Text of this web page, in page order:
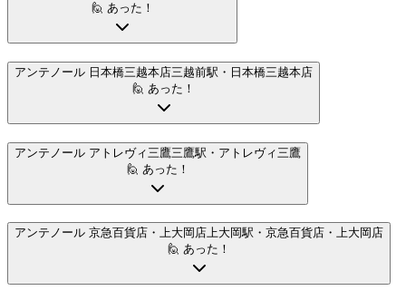
🙋 あった！
アンテノール 日本橋三越本店三越前駅 ・日本橋三越本店
🙋 あった！
アンテノール アトレヴィ三鷹三鷹駅 ・アトレヴィ三鷹
🙋 あった！
アンテノール 京急百貨店・上大岡店上大岡駅 ・京急百貨店・上大岡店
🙋 あった！